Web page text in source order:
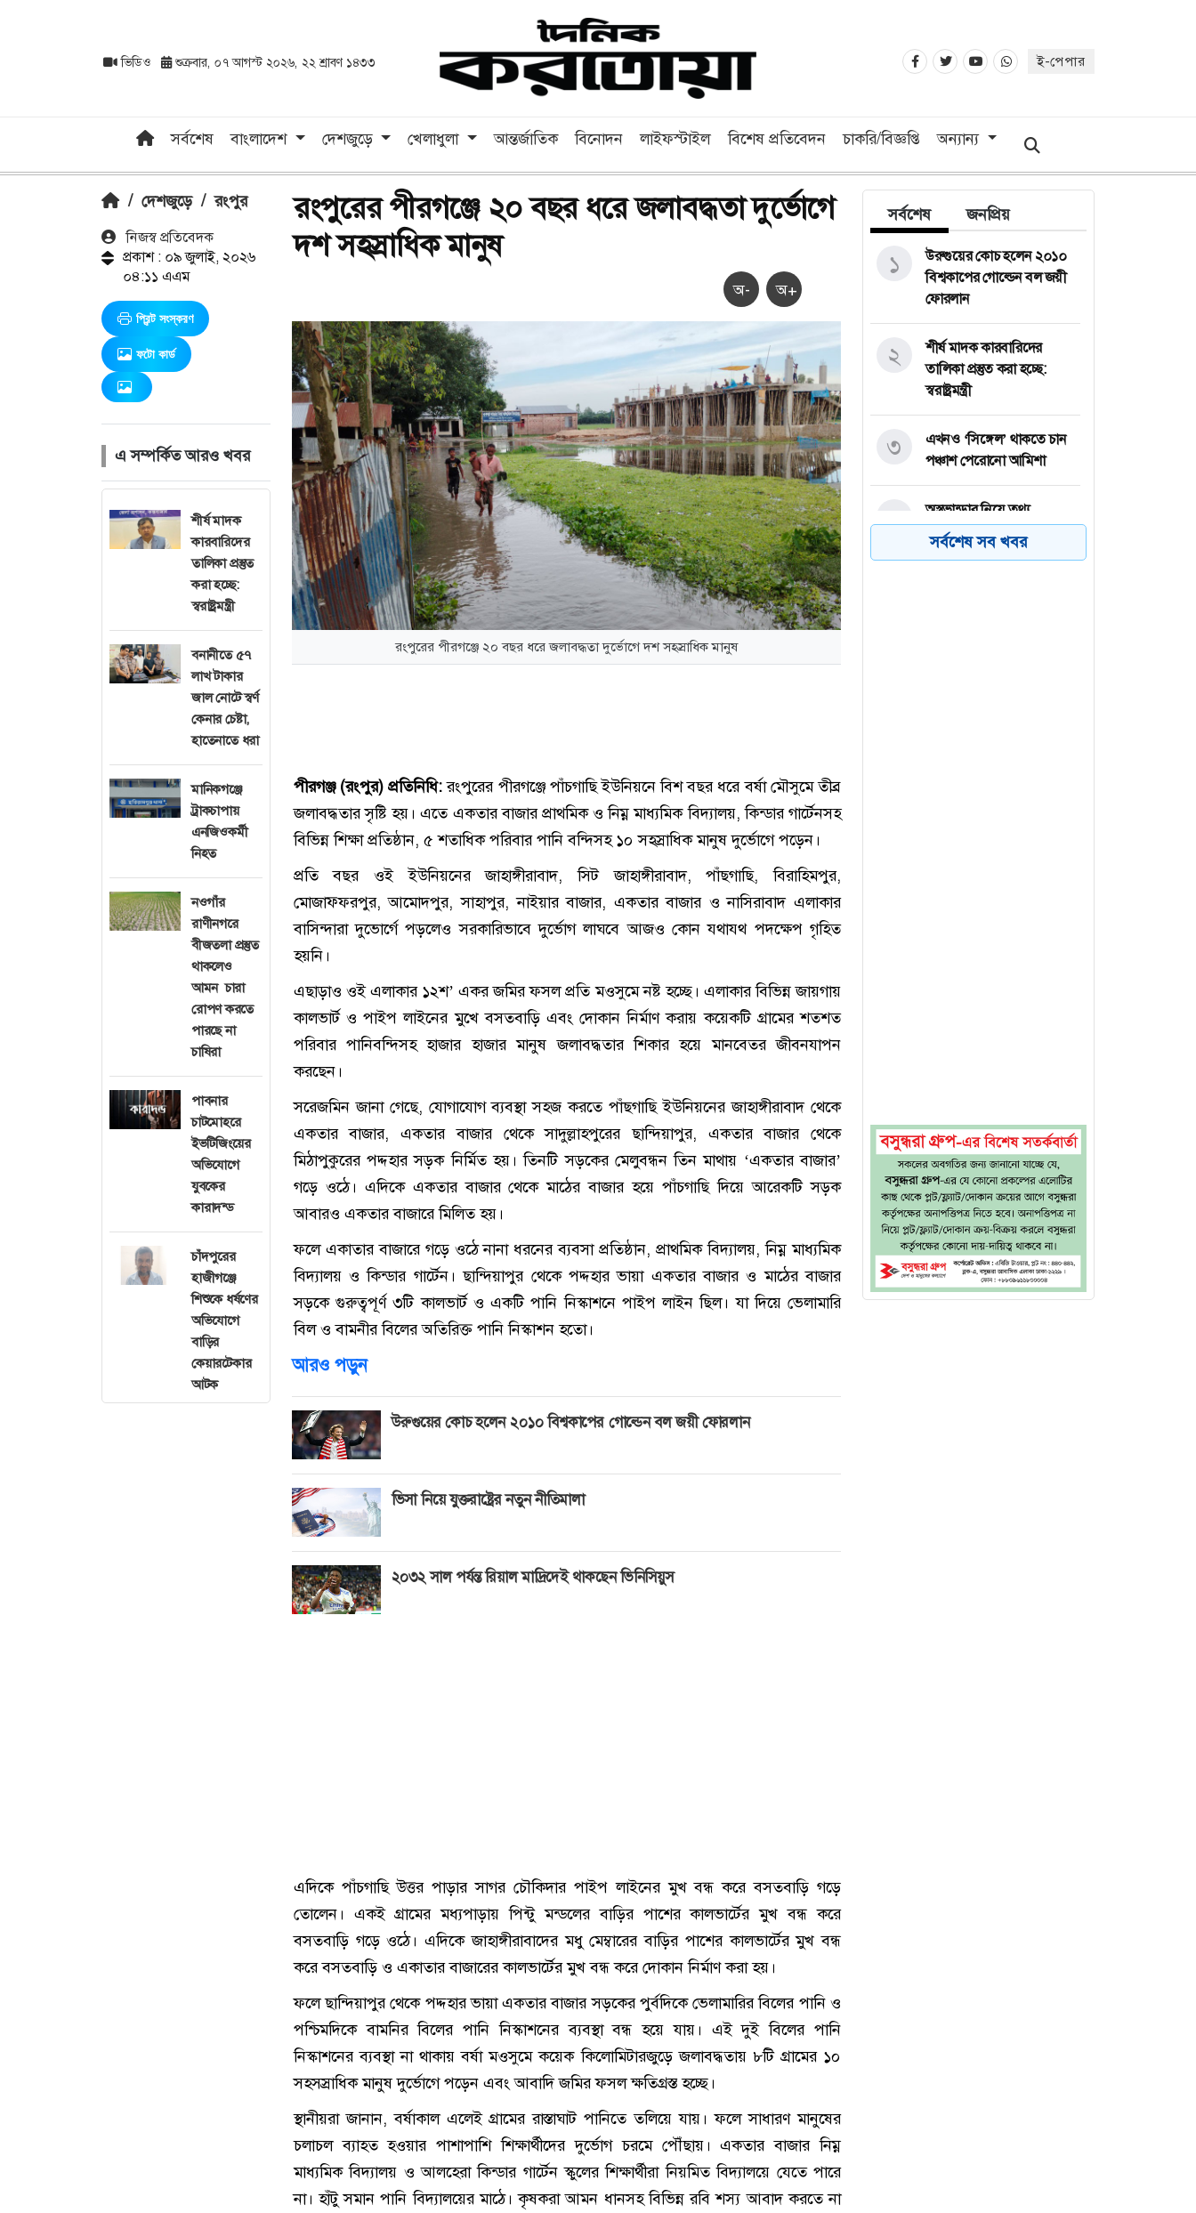
ভিডিও শুক্রবার, ০৭ আগস্ট ২০২৬, ২২ শ্রাবণ ১৪৩৩ ই-পেপার
সর্বশেষ বাংলাদেশ দেশজুড়ে খেলাধুলা আন্তর্জাতিক বিনোদন লাইফস্টাইল বিশেষ প্রতিবেদন চাকরি/বিজ্ঞপ্তি অন্যান্য
/ দেশজুড়ে / রংপুর
নিজস্ব প্রতিবেদক
প্রকাশ : ০৯ জুলাই, ২০২৬
০৪:১১ এএম
প্রিন্ট সংস্করণ
ফটো কার্ড
এ সম্পর্কিত আরও খবর
শীর্ষ মাদক
কারবারিদের
তালিকা প্রস্তুত
করা হচ্ছে:
স্বরাষ্ট্রমন্ত্রী
বনানীতে ৫৭
লাখ টাকার
জাল নোটে স্বর্ণ
কেনার চেষ্টা,
হাতেনাতে ধরা
মানিকগঞ্জে
ট্রাকচাপায়
এনজিওকর্মী
নিহত
নওগাঁর
রাণীনগরে
বীজতলা প্রস্তুত
থাকলেও
আমন চারা
রোপণ করতে
পারছে না
চাষিরা
পাবনার
চাটমোহরে
ইভটিজিংয়ের
অভিযোগে
যুবকের
কারাদন্ড
চাঁদপুরের
হাজীগঞ্জে
শিশুকে ধর্ষণের
অভিযোগে
বাড়ির
কেয়ারটেকার
আটক
রংপুরের পীরগঞ্জে ২০ বছর ধরে জলাবদ্ধতা দুর্ভোগে
দশ সহস্রাধিক মানুষ
অ- অ+
রংপুরের পীরগঞ্জে ২০ বছর ধরে জলাবদ্ধতা দুর্ভোগে দশ সহস্রাধিক মানুষ
পীরগঞ্জ (রংপুর) প্রতিনিধি:রংপুরের পীরগঞ্জে পাঁচগাছি ইউনিয়নে বিশ বছর ধরে বর্ষা মৌসুমে তীব্র
জলাবদ্ধতার সৃষ্টি হয়। এতে একতার বাজার প্রাথমিক ও নিম্ন মাধ্যমিক বিদ্যালয়, কিন্ডার গার্টেনসহ
বিভিন্ন শিক্ষা প্রতিষ্ঠান, ৫ শতাধিক পরিবার পানি বন্দিসহ ১০ সহস্রাধিক মানুষ দুর্ভোগে পড়েন।
প্রতি বছর ওই ইউনিয়নের জাহাঙ্গীরাবাদ, সিট জাহাঙ্গীরাবাদ, পাঁছগাছি, বিরাহিমপুর,
মোজাফ্ফরপুর, আমোদপুর, সাহাপুর, নাইয়ার বাজার, একতার বাজার ও নাসিরাবাদ এলাকার
বাসিন্দারা দুভোর্গে পড়লেও সরকারিভাবে দুর্ভোগ লাঘবে আজও কোন যথাযথ পদক্ষেপ গৃহিত
হয়নি।
এছাড়াও ওই এলাকার ১২শ’ একর জমির ফসল প্রতি মওসুমে নষ্ট হচ্ছে। এলাকার বিভিন্ন জায়গায়
কালভার্ট ও পাইপ লাইনের মুখে বসতবাড়ি এবং দোকান নির্মাণ করায় কয়েকটি গ্রামের শতশত
পরিবার পানিবন্দিসহ হাজার হাজার মানুষ জলাবদ্ধতার শিকার হয়ে মানবেতর জীবনযাপন
করছেন।
সরেজমিন জানা গেছে, যোগাযোগ ব্যবস্থা সহজ করতে পাঁছগাছি ইউনিয়নের জাহাঙ্গীরাবাদ থেকে
একতার বাজার, একতার বাজার থেকে সাদুল্লাহপুরের ছান্দিয়াপুর, একতার বাজার থেকে
মিঠাপুকুরের পদ্দহার সড়ক নির্মিত হয়। তিনটি সড়কের মেলুবন্ধন তিন মাথায় ‘একতার বাজার’
গড়ে ওঠে। এদিকে একতার বাজার থেকে মাঠের বাজার হয়ে পাঁচগাছি দিয়ে আরেকটি সড়ক
আবারও একতার বাজারে মিলিত হয়।
ফলে একাতার বাজারে গড়ে ওঠে নানা ধরনের ব্যবসা প্রতিষ্ঠান, প্রাথমিক বিদ্যালয়, নিম্ন মাধ্যমিক
বিদ্যালয় ও কিন্ডার গার্টেন। ছান্দিয়াপুর থেকে পদ্দহার ভায়া একতার বাজার ও মাঠের বাজার
সড়কে গুরুত্বপূর্ণ ৩টি কালভার্ট ও একটি পানি নিস্কাশনে পাইপ লাইন ছিল। যা দিয়ে ভেলামারি
বিল ও বামনীর বিলের অতিরিক্ত পানি নিস্কাশন হতো।
আরও পড়ুন
উরুগুয়ের কোচ হলেন ২০১০ বিশ্বকাপের গোল্ডেন বল জয়ী ফোরলান
ভিসা নিয়ে যুক্তরাষ্ট্রের নতুন নীতিমালা
২০৩২ সাল পর্যন্ত রিয়াল মাদ্রিদেই থাকছেন ভিনিসিয়ুস
এদিকে পাঁচগাছি উত্তর পাড়ার সাগর চৌকিদার পাইপ লাইনের মুখ বন্ধ করে বসতবাড়ি গড়ে
তোলেন। একই গ্রামের মধ্যপাড়ায় পিন্টু মন্ডলের বাড়ির পাশের কালভার্টের মুখ বন্ধ করে
বসতবাড়ি গড়ে ওঠে। এদিকে জাহাঙ্গীরাবাদের মধু মেম্বারের বাড়ির পাশের কালভার্টের মুখ বন্ধ
করে বসতবাড়ি ও একাতার বাজারের কালভার্টের মুখ বন্ধ করে দোকান নির্মাণ করা হয়।
ফলে ছান্দিয়াপুর থেকে পদ্দহার ভায়া একতার বাজার সড়কের পুর্বদিকে ভেলামারির বিলের পানি ও
পশ্চিমদিকে বামনির বিলের পানি নিস্কাশনের ব্যবস্থা বন্ধ হয়ে যায়। এই দুই বিলের পানি
নিস্কাশনের ব্যবস্থা না থাকায় বর্ষা মওসুমে কয়েক কিলোমিটারজুড়ে জলাবদ্ধতায় ৮টি গ্রামের ১০
সহসস্রাধিক মানুষ দুর্ভোগে পড়েন এবং আবাদি জমির ফসল ক্ষতিগ্রস্ত হচ্ছে।
স্থানীয়রা জানান, বর্ষাকাল এলেই গ্রামের রাস্তাঘাট পানিতে তলিয়ে যায়। ফলে সাধারণ মানুষের
চলাচল ব্যাহত হওয়ার পাশাপাশি শিক্ষার্থীদের দুর্ভোগ চরমে পৌঁছায়। একতার বাজার নিম্ন
মাধ্যমিক বিদ্যালয় ও আলহেরা কিন্ডার গার্টেন স্কুলের শিক্ষার্থীরা নিয়মিত বিদ্যালয়ে যেতে পারে
না। হাঁটু সমান পানি বিদ্যালয়ের মাঠে। কৃষকরা আমন ধানসহ বিভিন্ন রবি শস্য আবাদ করতে না
সর্বশেষ জনপ্রিয়
উরুগুয়ের কোচ হলেন ২০১০
বিশ্বকাপের গোল্ডেন বল জয়ী
ফোরলান
১
শীর্ষ মাদক কারবারিদের
তালিকা প্রস্তুত করা হচ্ছে:
স্বরাষ্ট্রমন্ত্রী
২
এখনও ‘সিঙ্গেল’ থাকতে চান
পঞ্চাশ পেরোনো আমিশা
৩
অস্ত্রভান্ডার নিয়ে তথ্য
ফাঁসকারীদের কারাদণ্ডের
হুঁশিয়ারি ট্রাম্পের
৪
সর্বশেষ সব খবর